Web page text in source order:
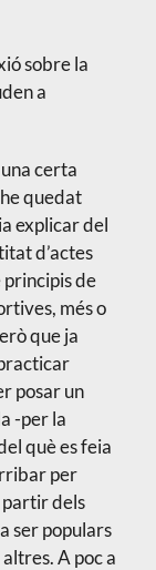
sobre la
a
certa
quedat
explicar del
d’actes
principis de
més o
que ja
posar un
-per la
què es feia
per
partir dels
ser populars
A poc a